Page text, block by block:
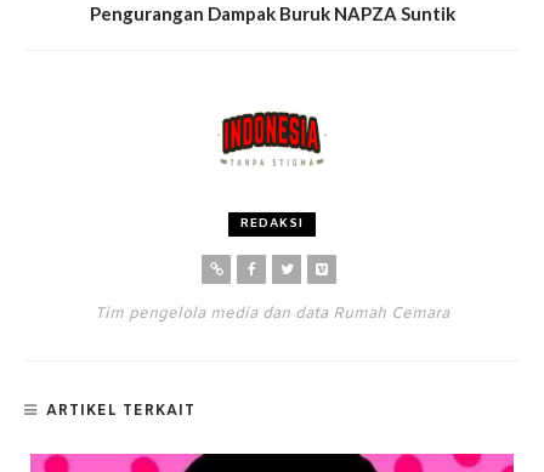
Pengurangan Dampak Buruk NAPZA Suntik
REDAKSI
Tim pengelola media dan data Rumah Cemara
ARTIKEL TERKAIT